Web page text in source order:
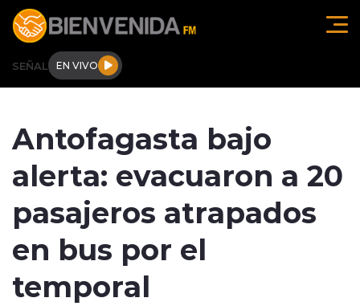
Click acá para ir directamente al contenido
SEÑAL EN VIVO
Actualidad
Regionales
Tendencias
Internacional
Antofagasta bajo
alerta: evacuaron a 20
pasajeros atrapados
en bus por el
temporal